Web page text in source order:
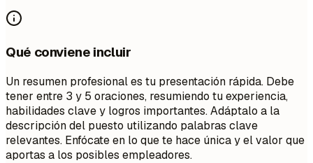
Qué conviene incluir
Un resumen profesional es tu presentación rápida. Debe
tener entre 3 y 5 oraciones, resumiendo tu experiencia,
habilidades clave y logros importantes. Adáptalo a la
descripción del puesto utilizando palabras clave
relevantes. Enfócate en lo que te hace única y el valor que
aportas a los posibles empleadores.